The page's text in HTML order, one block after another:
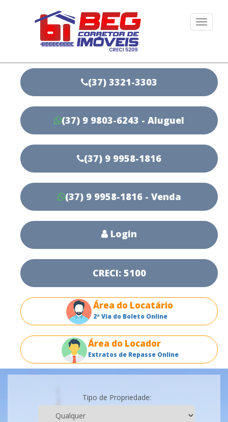
(37) 3321-3303
(37) 9 9803-6243 - Aluguel
(37) 9 9958-1816
(37) 9 9958-1816 - Venda
Login
CRECI: 5100
Área do Locatário
2ª Via do Boleto Online
Área do Locador
Extratos de Repasse Online
Tipo de Propriedade: